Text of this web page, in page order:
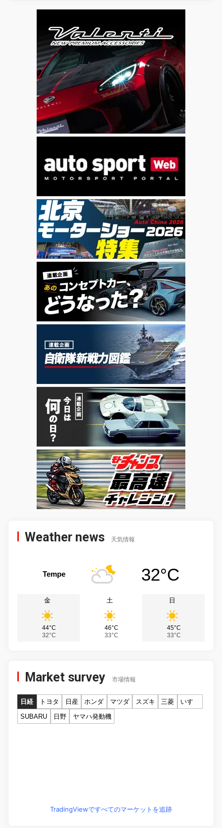
Weather news 天気情報
Tempe 32°C
金
44°C
32°C
土
46°C
33°C
日
45°C
33°C
Market survey 市場情報
日経 トヨタ 日産 ホンダ マツダ スズキ 三菱
いすゞ
SUBARU
日野 ヤマハ発動機
TradingViewですべてのマーケットを追跡